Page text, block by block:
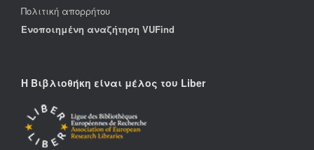
Πολιτική απορρήτου
Ενοποιημένη αναζήτηση VUFind
Η Βιβλιοθήκη είναι μέλος του Liber